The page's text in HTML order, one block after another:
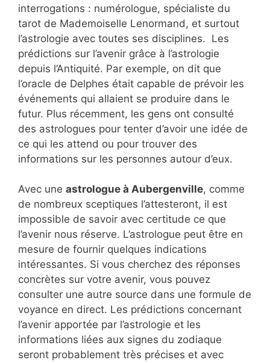
interrogations : numérologue, spécialiste du
tarot de Mademoiselle Lenormand, et surtout
l’astrologie avec toutes ses disciplines. Les
prédictions sur l’avenir grâce à l’astrologie
depuis l’Antiquité. Par exemple, on dit que
l’oracle de Delphes était capable de prévoir les
événements qui allaient se produire dans le
futur. Plus récemment, les gens ont consulté
des astrologues pour tenter d’avoir une idée de
ce qui les attend ou pour trouver des
informations sur les personnes autour d’eux.
Avec une astrologue à Aubergenville, comme
de nombreux sceptiques l’attesteront, il est
impossible de savoir avec certitude ce que
l’avenir nous réserve. L’astrologue peut être en
mesure de fournir quelques indications
intéressantes. Si vous cherchez des réponses
concrètes sur votre avenir, vous pouvez
consulter une autre source dans une formule de
voyance en direct. Les prédictions concernant
l’avenir apportée par l’astrologie et les
informations liées aux signes du zodiaque
seront probablement très précises et avec